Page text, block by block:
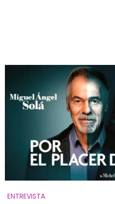
ENTREVISTA